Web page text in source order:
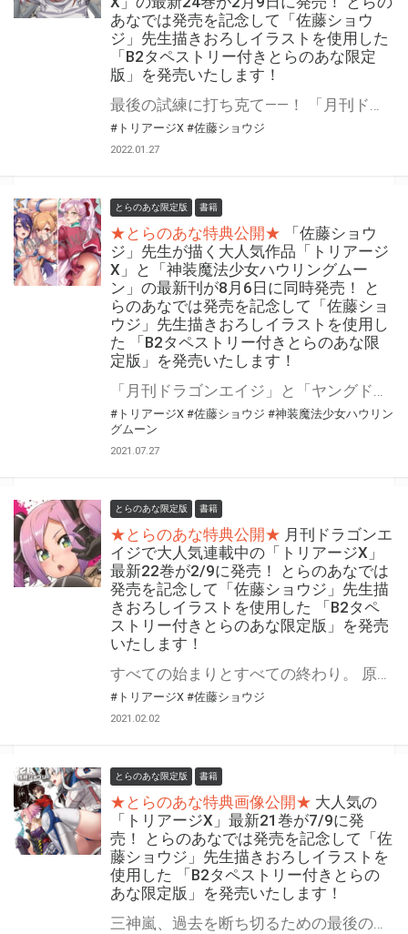
あなでは発売を記念して「佐藤ショウ
ジ」先生描きおろしイラストを使用した
「B2タペストリー付きとらのあな限定
版」を発売いたします！
最後の試練に打ち克て――！ 「月刊ドラゴンエイジ」人気作品、「トリアージX」の最新24巻が2022年2月9日（水）に発売！ とらのあなでは発売を記念して毎巻大好評をいただいている 「B2タペストリー付きとらのあな限定版」を今回も発売いたします。 イラストは「佐藤ショウジ」先生の描き下ろし！ 是非この機会にお買い求めください！
#トリアージX #佐藤ショウジ
2022.01.27
とらのあな限定版 書籍
★とらのあな特典公開★
「佐藤ショウ
ジ」先生が描く大人気作品「トリアージ
X」と「神装魔法少女ハウリングムー
ン」の最新刊が8月6日に同時発売！ と
らのあなでは発売を記念して「佐藤ショ
ウジ」先生描きおろしイラストを使用し
た 「B2タペストリー付きとらのあな限
定版」を発売いたします！
「月刊ドラゴンエイジ」と「ヤングドラゴンエイジ」の人気作品「トリアージX」と「神装魔法少女ハウリングムーン」の最新刊が2021年8月6日に同時発売！ とらのあなでは発売を記念して毎巻大好評をいただいている「B2タペストリー付きとらのあな限定版」を今回も発売いたします。 イラストは両作品とも「佐藤ショウジ」先生の描き下ろし！ 是非この機会にお買い求めください！
#トリアージX #佐藤ショウジ #神装魔法少女ハウリン
グムーン
2021.07.27
とらのあな限定版 書籍
★とらのあな特典公開★ 月刊ドラゴンエ
イジで大人気連載中の「トリアージX」
最新22巻が2/9に発売！ とらのあなでは
発売を記念して「佐藤ショウジ」先生描
きおろしイラストを使用した 「B2タペ
ストリー付きとらのあな限定版」を発売
いたします！
すべての始まりとすべての終わり。 原罪を背負った男・望月院長の選択は? 月刊ドラゴンエイジで大人気連載中の「トリアージX」最新22巻が2021年2月9日に発売！ 最新22巻の発売を記念して、とらのあなでは毎巻大好評をいただいている「佐藤ショウジ」先生の描きおろしイラストを使用した「B2タペストリー付きとらのあな限定版」を、今回も発売いたします！ 是非この機会にお買い求めください！
#トリアージX #佐藤ショウジ
2021.02.02
とらのあな限定版 書籍
★とらのあな特典画像公開★ 大人気の
「トリアージX」最新21巻が7/9に発
売！ とらのあなでは発売を記念して「佐
藤ショウジ」先生描きおろしイラストを
使用した 「B2タペストリー付きとらの
あな限定版」を発売いたします！
三神嵐、過去を断ち切るための最後の戦い。 月刊ドラゴンエイジで大人気連載中の「トリアージX」最新21巻が2020年7月9日に発売！ 最新21巻の発売を記念して、とらのあなでは毎巻大好評をいただいている 「佐藤ショウジ」先生の描きおろしのイラストを使用した「B2タペストリー付きとらのあな限定版」を今回も発売いたします。 是非この機会にお買い求めください！